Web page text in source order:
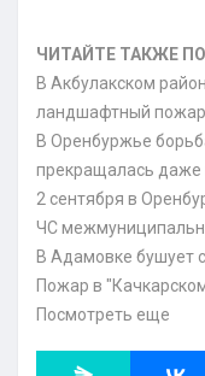
ЧИТАЙТЕ ТАКЖЕ
В Акбулакском
ландшафтный пожар
В Оренбуржье
прекращалась даже
2 сентября в
ЧС
В Адамовке бушует
Пожар в
Посмотреть еще